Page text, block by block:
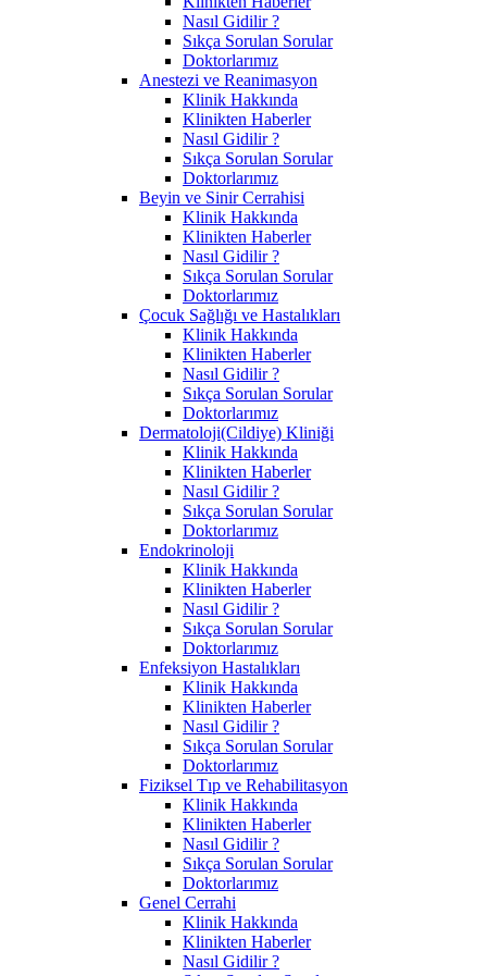
Nasıl Gidilir ?
Sıkça Sorulan Sorular
Doktorlarımız
Anestezi ve Reanimasyon
Klinik Hakkında
Klinikten Haberler
Nasıl Gidilir ?
Sıkça Sorulan Sorular
Doktorlarımız
Beyin ve Sinir Cerrahisi
Klinik Hakkında
Klinikten Haberler
Nasıl Gidilir ?
Sıkça Sorulan Sorular
Doktorlarımız
Çocuk Sağlığı ve Hastalıkları
Klinik Hakkında
Klinikten Haberler
Nasıl Gidilir ?
Sıkça Sorulan Sorular
Doktorlarımız
Dermatoloji(Cildiye) Kliniği
Klinik Hakkında
Klinikten Haberler
Nasıl Gidilir ?
Sıkça Sorulan Sorular
Doktorlarımız
Endokrinoloji
Klinik Hakkında
Klinikten Haberler
Nasıl Gidilir ?
Sıkça Sorulan Sorular
Doktorlarımız
Enfeksiyon Hastalıkları
Klinik Hakkında
Klinikten Haberler
Nasıl Gidilir ?
Sıkça Sorulan Sorular
Doktorlarımız
Fiziksel Tıp ve Rehabilitasyon
Klinik Hakkında
Klinikten Haberler
Nasıl Gidilir ?
Sıkça Sorulan Sorular
Doktorlarımız
Genel Cerrahi
Klinik Hakkında
Klinikten Haberler
Nasıl Gidilir ?